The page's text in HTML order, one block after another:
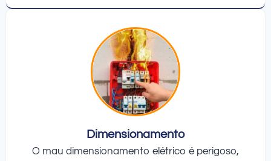
Dimensionamento
O mau dimensionamento elétrico é perigoso,